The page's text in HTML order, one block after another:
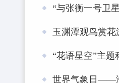
“与张衡一号卫
玉渊潭观鸟赏花
“花语星空”主
世界气象日——